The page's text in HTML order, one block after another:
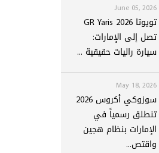
June 05, 2026
تويوتا GR Yaris 2026
تصل إلى الإمارات:
سيارة راليات حقيقية ...
May 18, 2026
سوزوكي أكروس 2026
تنطلق رسمياً في
الإمارات بنظام هجين
واقتص...